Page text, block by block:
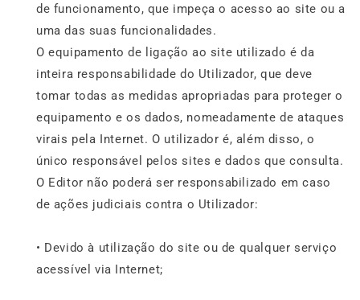
de funcionamento, que impeça o acesso ao site ou a
uma das suas funcionalidades.
O equipamento de ligação ao site utilizado é da
inteira responsabilidade do Utilizador, que deve
tomar todas as medidas apropriadas para proteger o
equipamento e os dados, nomeadamente de ataques
virais pela Internet. O utilizador é, além disso, o
único responsável pelos sites e dados que consulta.
O Editor não poderá ser responsabilizado em caso
de ações judiciais contra o Utilizador:
• Devido à utilização do site ou de qualquer serviço
acessível via Internet;